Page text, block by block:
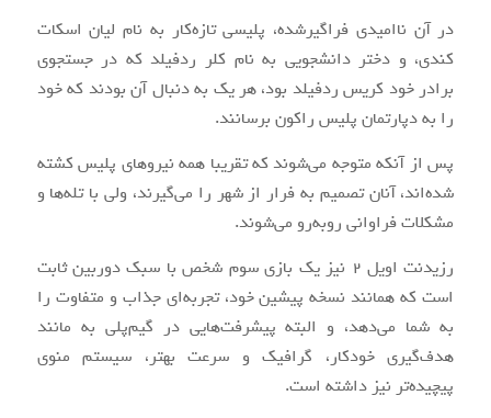
در آن ناامیدی فراگیرشده، پلیسی تازه‌کار به نام لیان اسکات
کندی، و دختر دانشجویی به نام کلر ردفیلد که در جستجوی
برادر خود کریس ردفیلد بود، هر یک به دنبال آن بودند که خود
را به دپارتمان پلیس راکون برسانند.
پس از آنکه متوجه می‌شوند که تقریبا همه نیروهای پلیس کشته
شده‌اند، آنان تصمیم به فرار از شهر را می‌گیرند، ولی با تله‌ها و
مشکلات فراوانی روبه‌رو می‌شوند.
رزیدنت اویل ۲ نیز یک بازی سوم شخص با سبک دوربین ثابت
است که همانند نسخه پیشین خود، تجربه‌ای جذاب و متفاوت را
به شما می‌دهد، و البته پیشرفت‌هایی در گیم‌پلی به مانند
هدف‌گیری خودکار، گرافیک و سرعت بهتر، سیستم منوی
پیچیده‌تر نیز داشته است.